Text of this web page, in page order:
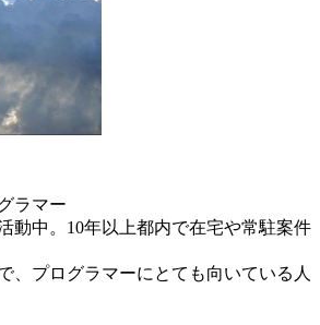
ラマー
動中。10年以上都内で在宅や常駐案件
、プログラマーにとても向いている人